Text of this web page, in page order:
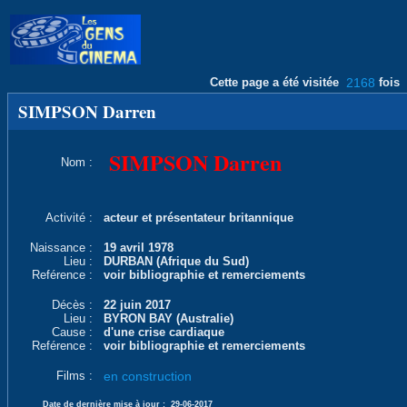
Cette page a été visitée 2168 fois
SIMPSON Darren
Nom : SIMPSON Darren
Activité : acteur et présentateur britannique
Naissance :
19 avril 1978
Lieu :
DURBAN (Afrique du Sud)
Reférence :
voir bibliographie et remerciements
Décès :
22 juin 2017
Lieu :
BYRON BAY (Australie)
Cause :
d'une crise cardiaque
Reférence :
voir bibliographie et remerciements
Films : en construction
Date de dernière mise à jour : 29-06-2017